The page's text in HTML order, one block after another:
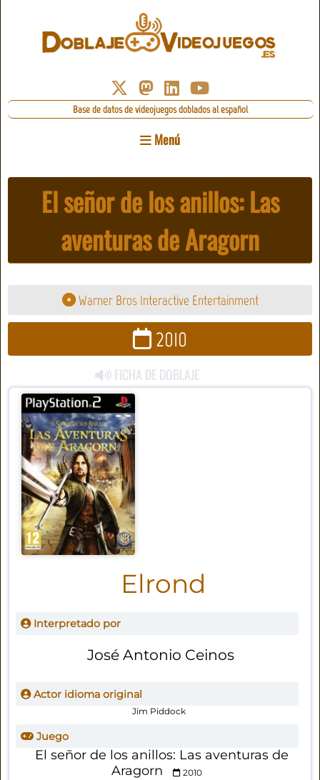
Base de datos de videojuegos doblados al español
Menú
El señor de los anillos: Las
aventuras de Aragorn
Warner Bros Interactive Entertainment
2010
FICHA DE DOBLAJE
Elrond
Interpretado por
José Antonio Ceinos
Actor idioma original
Jim Piddock
Juego
El señor de los anillos: Las aventuras de
Aragorn
2010